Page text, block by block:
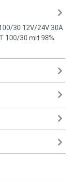
30 12V/24V 30A
100/30 mit 98%